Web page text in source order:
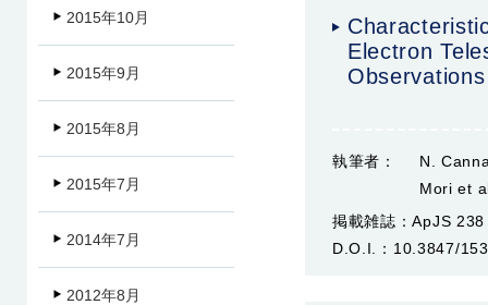
Electron
Observations
執筆者：
N.
Mori et
掲載雑誌：ApJS
D.O.I.： 10.3847/
2015年10月
2015年9月
2015年8月
2015年7月
2014年7月
2012年8月